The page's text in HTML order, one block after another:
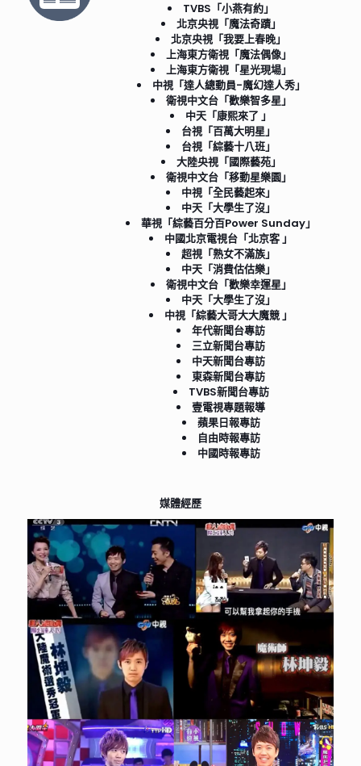
TVBS「小燕有約」
北京央視「魔法奇蹟」
北京央視「我要上春晚」
上海東方衛視「魔法偶像」
上海東方衛視「星光現場」
中視「達人總動員-魔幻達人秀」
衛視中文台「歡樂智多星」
中天「康熙來了 」
台視「百萬大明星」
台視「綜藝十八班」
大陸央視「國際藝苑」
衛視中文台「移動星樂園」
中視「全民藝起來」
中天「大學生了沒」
華視「綜藝百分百Power Sunday」
中國北京電視台「北京客 」
超視「熟女不滿族」
中天「消費估估樂」
衛視中文台「歡樂幸運星」
中天「大學生了沒」
中視「綜藝大哥大大魔競 」
年代新聞台專訪
三立新聞台專訪
中天新聞台專訪
東森新聞台專訪
TVBS新聞台專訪
壹電視專題報導
蘋果日報專訪
自由時報專訪
中國時報專訪​​​
媒體經歷